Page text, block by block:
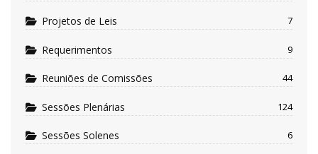
Projetos de Leis 7
Requerimentos 9
Reuniões de Comissões 44
Sessões Plenárias 124
Sessões Solenes 6